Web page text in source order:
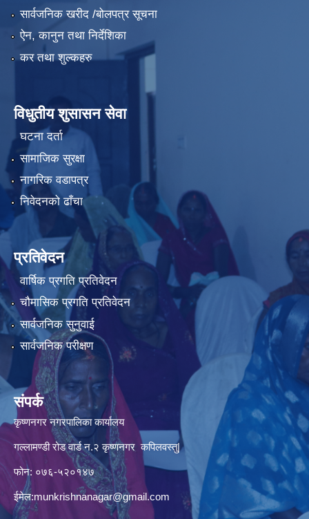
सार्वजनिक खरीद /बोलपत्र सूचना
ऐन, कानुन तथा निर्देशिका
कर तथा शुल्कहरु
विधुतीय शुसासन सेवा
घटना दर्ता
सामाजिक सुरक्षा
नागरिक वडापत्र
निवेदनको ढाँचा
प्रतिवेदन
वार्षिक प्रगति प्रतिवेदन
चौमासिक प्रगति प्रतिवेदन
सार्वजनिक सुनुवाई
सार्वजनिक परीक्षण
संपर्क
कृष्णनगर नगरपालिका कार्यालय
गल्लामण्डी रोड वार्ड न.२ कृष्णनगर कपिलवस्तु|
फोन: ०७६-५२०१४७
ईमेल:munkrishnanagar@gmail.com